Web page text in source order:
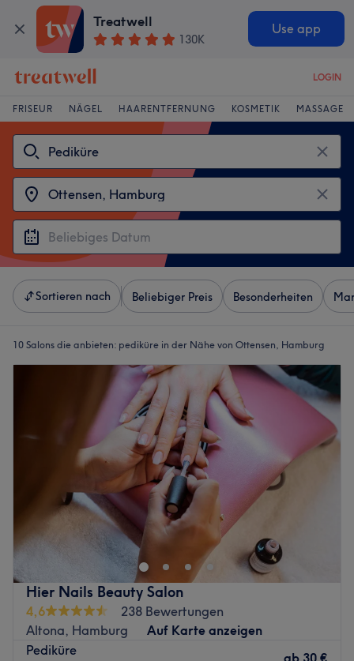
Treatwell
130K
Use app
LOGIN
FRISEUR NÄGEL HAARENTFERNUNG KOSMETIK MASSAGE
Sortieren nach Beliebiger Preis Besonderheiten
10 Salons die anbieten: pediküre in der Nähe von Ottensen, Hamburg
Hier Nails Beauty Salon
4,6
238 Bewertungen
Altona, Hamburg
Auf Karte anzeigen
Pediküre